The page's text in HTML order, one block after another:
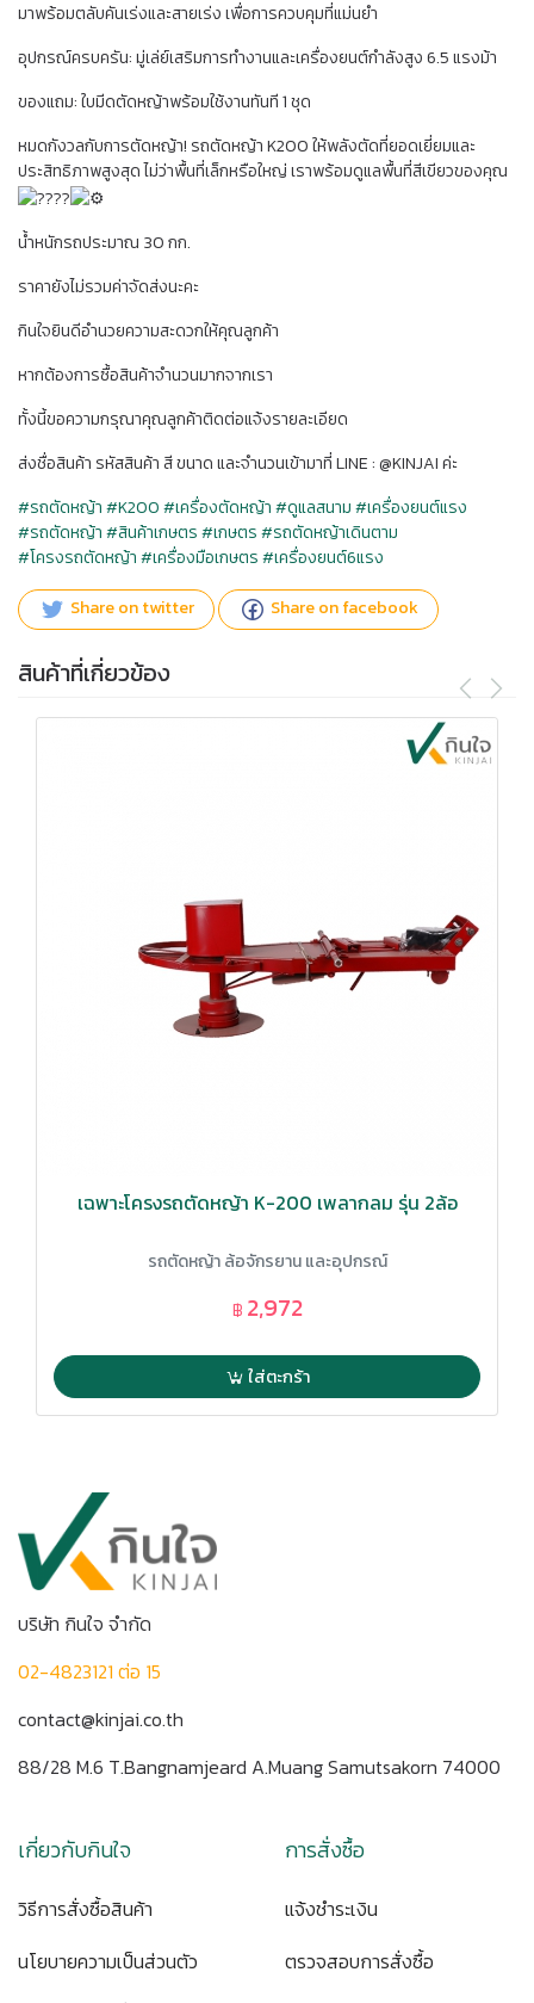
มาพร้อมตลับคันเร่งและสายเร่ง เพื่อการควบคุมที่แม่นยำ
อุปกรณ์ครบครัน: มู่เล่ย์เสริมการทำงานและเครื่องยนต์กำลังสูง 6.5 แรงม้า
ของแถม: ใบมีดตัดหญ้าพร้อมใช้งานทันที 1 ชุด
หมดกังวลกับการตัดหญ้า! รถตัดหญ้า K200 ให้พลังตัดที่ยอดเยี่ยมและ
ประสิทธิภาพสูงสุด ไม่ว่าพื้นที่เล็กหรือใหญ่ เราพร้อมดูแลพื้นที่สีเขียวของคุณ
น้ำหนักรถประมาณ 30 กก.
ราคายังไม่รวมค่าจัดส่งนะคะ
กินใจยินดีอำนวยความสะดวกให้คุณลูกค้า
หากต้องการซื้อสินค้าจำนวนมากจากเรา
ทั้งนี้ขอความกรุณาคุณลูกค้าติดต่อแจ้งรายละเอียด
ส่งชื่อสินค้า รหัสสินค้า สี ขนาด และจำนวนเข้ามาที่ LINE : @KINJAI ค่ะ
#รถตัดหญ้า#K200#เครื่องตัดหญ้า#ดูแลสนาม#เครื่องยนต์แรง
#รถตัดหญ้า#สินค้าเกษตร#เกษตร#รถตัดหญ้าเดินตาม
#โครงรถตัดหญ้า#เครื่องมือเกษตร#เครื่องยนต์6แรง
Share on twitter Share on facebook
สินค้าที่เกี่ยวข้อง
เฉพาะโครงรถตัดหญ้า K-200 เพลากลม รุ่น 2ล้อ
รถตัดหญ้า ล้อจักรยาน และอุปกรณ์
฿ 2,972
ใส่ตะกร้า
บริษัท กินใจ จำกัด
02-4823121 ต่อ 15
contact@kinjai.co.th
88/28 M.6 T.Bangnamjeard A.Muang Samutsakorn 74000
เกี่ยวกับกินใจ
วิธีการสั่งซื้อสินค้า
นโยบายความเป็นส่วนตัว
การสั่งซื้อ
แจ้งชำระเงิน
ตรวจสอบการสั่งซื้อ